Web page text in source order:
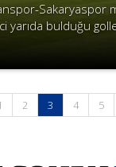
Sakaryaspor
yarıda bulduğu
2 3(current)
4 5